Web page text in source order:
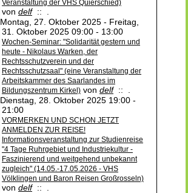
Veranstaltung der VHS Quierschied)
von delf:: .
Montag, 27. Oktober 2025 - Freitag,
31. Oktober 2025 09:00 - 13:00
Wochen-Seminar: "Solidarität gestern und
heute - Nikolaus Warken, der
Rechtsschutzverein und der
Rechtsschutzsaal" (eine Veranstaltung der
Arbeitskammer des Saarlandes im
Bildungszentrum Kirkel) von delf:: .
Dienstag, 28. Oktober 2025 19:00 -
21:00
VORMERKEN UND SCHON JETZT
ANMELDEN ZUR REISE!
Informationsveranstaltung zur Studienreise
"4 Tage Ruhrgebiet und Industriekultur -
Faszinierend und weitgehend unbekannt
zugleich" (14.05.-17.05.2026 - VHS
Völklingen und Baron Reisen Großrosseln)
von delf:: .